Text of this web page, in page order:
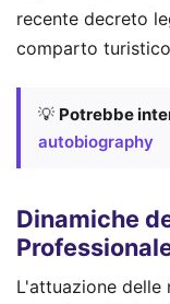
recente decreto
comparto
💡 Potrebbe
autobiography
Dinamiche
L'attuazione